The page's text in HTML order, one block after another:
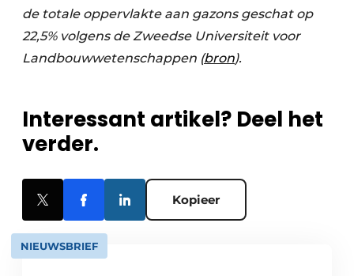
de totale oppervlakte aan gazons geschat op
22,5% volgens de Zweedse Universiteit voor
Landbouwwetenschappen (bron).
Interessant artikel? Deel het
verder.
Kopieer
NIEUWSBRIEF